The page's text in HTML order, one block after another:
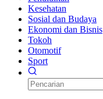
Kesehatan
Sosial dan Budaya
Ekonomi dan Bisnis
Tokoh
Otomotif
Sport